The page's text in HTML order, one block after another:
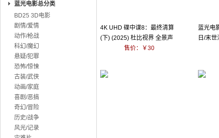
蓝光电影总分类
BD25 3D电影
剧情/爱情
动作/枪战
科幻/魔幻
悬疑/犯罪
恐怖/惊悚
古装/武侠
动画/家庭
喜剧/恶搞
奇幻/冒险
历史/战争
风光/记录
4K UHD 碟中谍8：最终清算
(下) (2025) 杜比视界 全景声
售价：￥30
蓝光电
日/末